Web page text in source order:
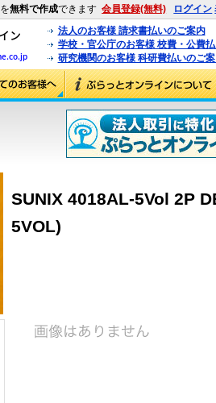
無料で作成できます 会員登録(無料) ログイン
法人のお客様 請求書払いのご案内
学校・官公庁のお客様 校費・公費
研究機関のお客様 科研費払いのご
SUNIX 4018AL-5Vol 2P
5VOL)